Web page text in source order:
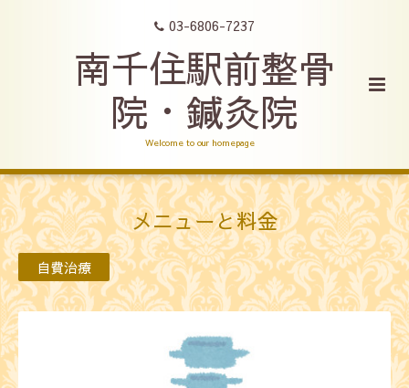
03-6806-7237
南千住駅前整骨
院・鍼灸院
Welcome to our homepage
メニューと料金
自費治療